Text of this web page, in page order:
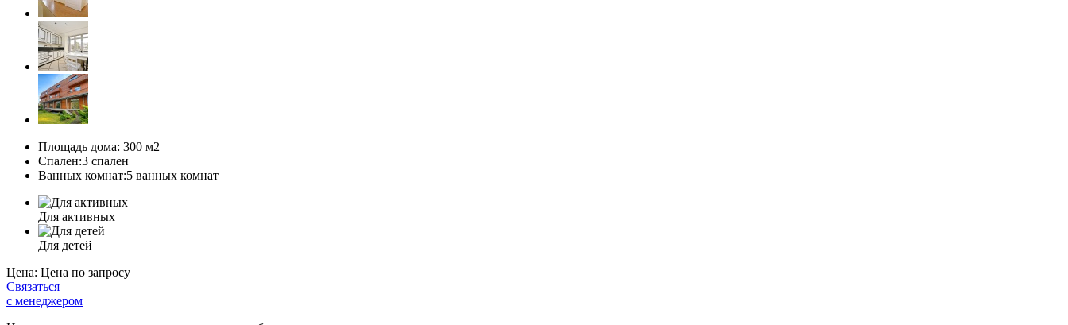
Площадь дома: 300 м2
Спален:3 спален
Ванных комнат:5 ванных комнат
Для активных
Для детей
Цена: Цена по запросу
Связаться
с менеджером